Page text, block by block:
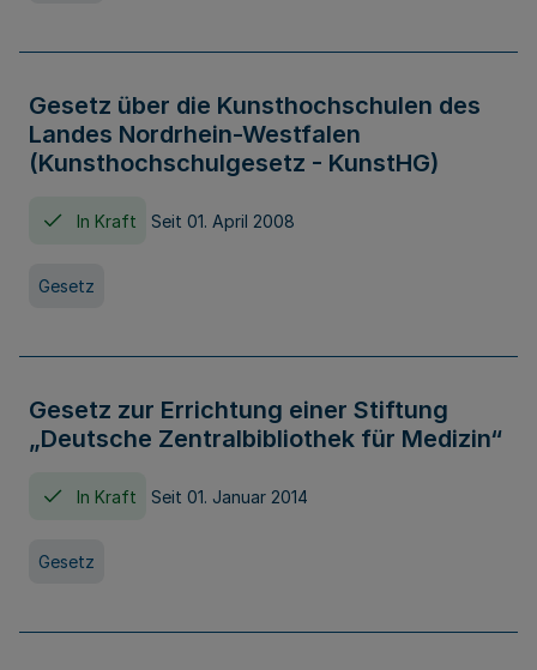
Gesetz über die Kunsthochschulen des
Landes Nordrhein-Westfalen
(Kunsthochschulgesetz - KunstHG)
In Kraft Seit 01. April 2008
Gesetz
Gesetz zur Errichtung einer Stiftung
„Deutsche Zentralbibliothek für Medizin“
In Kraft Seit 01. Januar 2014
Gesetz